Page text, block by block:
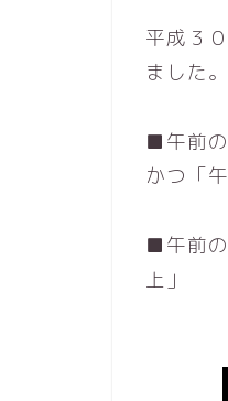
平成３
ました。
■午前
かつ「
■午前
上」